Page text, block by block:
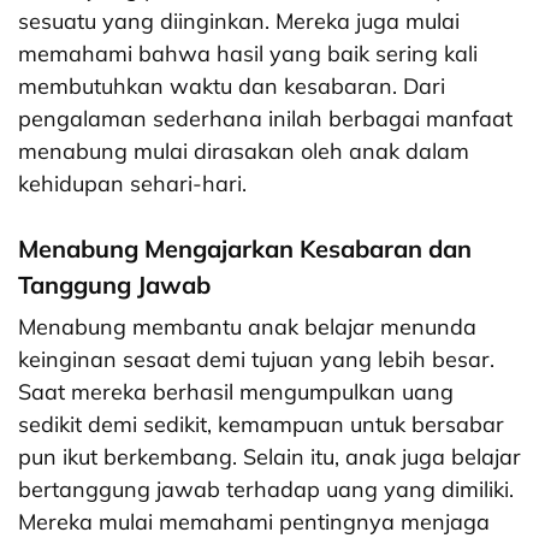
sesuatu yang diinginkan. Mereka juga mulai
memahami bahwa hasil yang baik sering kali
membutuhkan waktu dan kesabaran. Dari
pengalaman sederhana inilah berbagai manfaat
menabung mulai dirasakan oleh anak dalam
kehidupan sehari-hari.
Menabung Mengajarkan Kesabaran dan
Tanggung Jawab
Menabung membantu anak belajar menunda
keinginan sesaat demi tujuan yang lebih besar.
Saat mereka berhasil mengumpulkan uang
sedikit demi sedikit, kemampuan untuk bersabar
pun ikut berkembang. Selain itu, anak juga belajar
bertanggung jawab terhadap uang yang dimiliki.
Mereka mulai memahami pentingnya menjaga